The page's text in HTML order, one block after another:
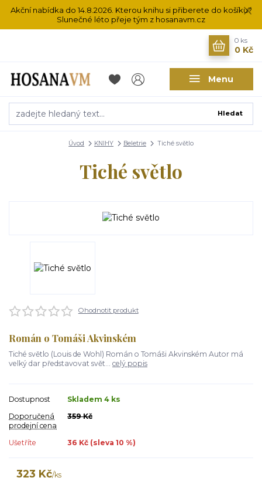
Akční nabídka do 14.8.2026. Kterou knihu si přiberete do košíku?
Slunečné léto přeje tým z hosanavm.cz
Menu
Hledat
0 ks
0 Kč
Úvod KNIHY Beletrie Tiché světlo
Tiché světlo
Ohodnotit produkt
Román o Tomáši Akvinském
Tiché světlo (Louis de Wohl) Román o Tomáši Akvinském Autor má
velký dar představovat svět... celý popis
Dostupnost
Skladem 4 ks
Doporučená
prodejní cena
359 Kč
Ušetříte 36 Kč (sleva 10 %)
323 Kč/ks